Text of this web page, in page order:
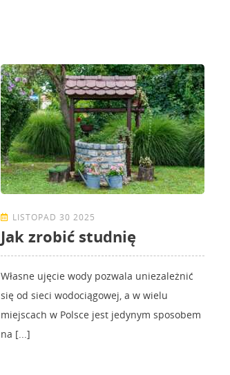
LISTOPAD 30 2025
Jak zrobić studnię
Własne ujęcie wody pozwala uniezależnić
się od sieci wodociągowej, a w wielu
miejscach w Polsce jest jedynym sposobem
na [...]